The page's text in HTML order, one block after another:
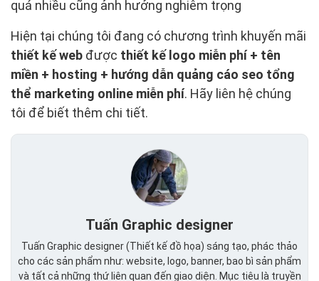
quá nhiều cũng ảnh hưởng nghiêm trọng
Hiện tại chúng tôi đang có chương trình khuyến mãi
thiết kế web được thiết kế logo miễn phí + tên
miền + hosting + hướng dẫn quảng cáo seo tổng
thể marketing online miễn phí. Hãy liên hệ chúng
tôi để biết thêm chi tiết.
Tuấn Graphic designer
Tuấn Graphic designer (Thiết kế đồ họa) sáng tạo, phác thảo
cho các sản phẩm như: website, logo, banner, bao bì sản phẩm
và tất cả những thứ liên quan đến giao diện. Mục tiêu là truyền